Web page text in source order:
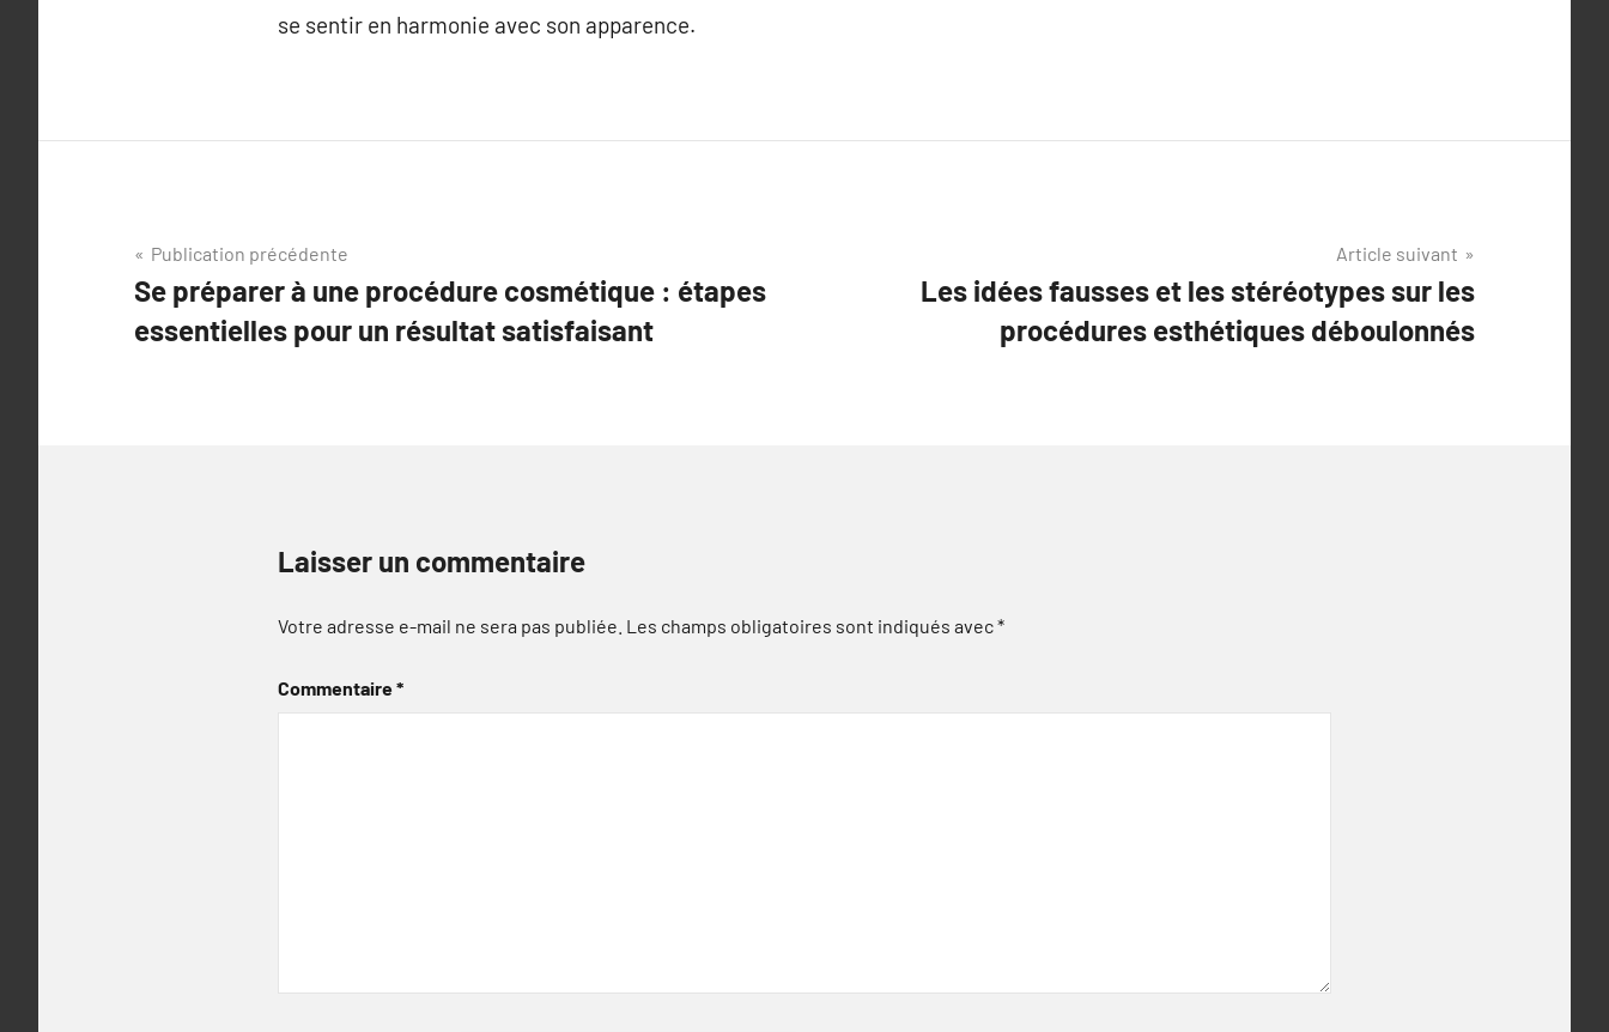
se sentir en harmonie avec son apparence.
Navigation
de
l’article
Publication précédente
Se préparer à une procédure cosmétique : étapes
essentielles pour un résultat satisfaisant
Article suivant
Les idées fausses et les stéréotypes sur les
procédures esthétiques déboulonnés
Laisser un commentaire
Votre adresse e-mail ne sera pas publiée. Les champs obligatoires sont indiqués avec*
Commentaire*